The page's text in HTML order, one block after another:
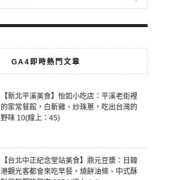
GA4即時熱門文章
【新北平溪美食】怡如小吃店：平溪老街裡
的家常餐館，白斬雞、炒珠蔥，吃出台灣的
野味 10(線上：45)
【台北中正紀念堂站美食】鼎元豆漿：日韓
港觀光客都會來吃早餐，燒餅油條、中式酥